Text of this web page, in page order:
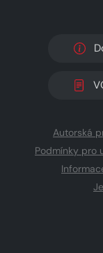
Autorská
Podmínky pro